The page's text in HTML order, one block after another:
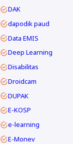
DAK
dapodik paud
Data EMIS
Deep Learning
Disabilitas
Droidcam
DUPAK
E-KOSP
e-learning
E-Monev